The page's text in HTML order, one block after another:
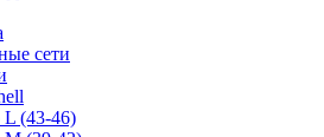
сети
L (43-46)